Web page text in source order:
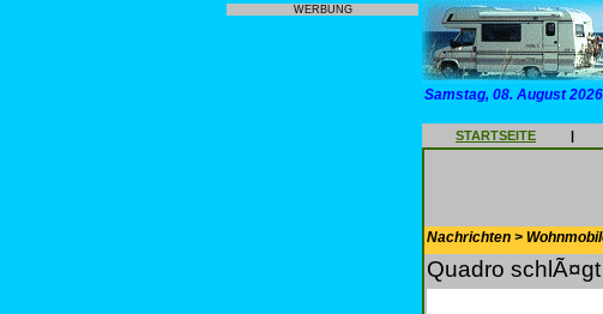
WERBUNG
Samstag, 08. August 2026
STARTSEITE |
Nachrichten >
Quadro